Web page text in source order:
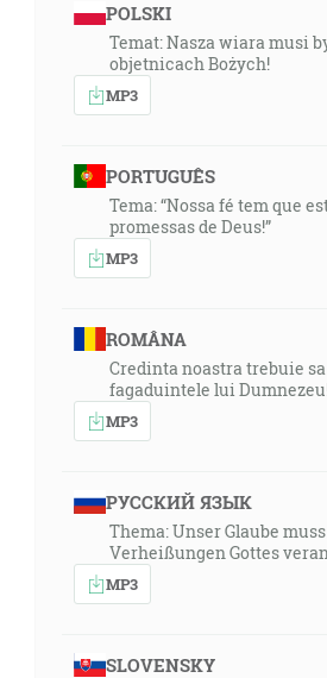
POLSKI
Temat: Nasza wiara musi
objetnicach Bożych!
MP3
PORTUGUÊS
Tema: “Nossa fé tem que
promessas de Deus!”
MP3
ROMÂNA
Credinta noastra trebuie
fagaduintele lui
MP3
РУССКИЙ ЯЗЫК
Thema: Unser Glaube
Verheißungen Gottes
MP3
SLOVENSKY